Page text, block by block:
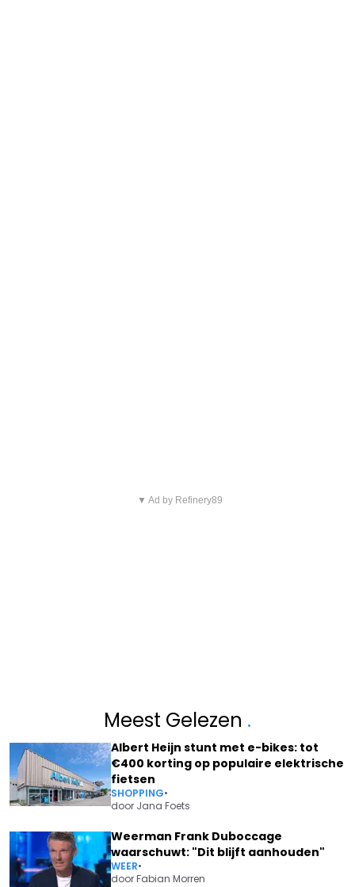
▼ Ad by Refinery89
Meest Gelezen .
Albert Heijn stunt met e-bikes: tot
€400 korting op populaire elektrische
fietsen
SHOPPING•
door Jana Foets
Weerman Frank Duboccage
waarschuwt: "Dit blijft aanhouden"
WEER•
doorFabian Morren